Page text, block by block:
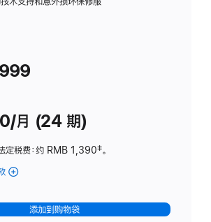
月 (24 期)
定税费：约 RMB 1,390脚
‡。
(Studio
-
标
添加到购物袋